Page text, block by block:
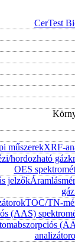
CerTest
műszerekXRF-
hordozható
OES
jelzők
TOC/TN-
(AAS)